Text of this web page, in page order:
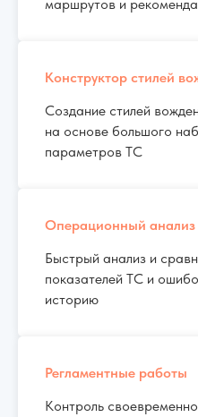
маршрутов и
Конструктор стилей
Создание стилей
на основе большого
параметров ТС
Операционный анализ
Быстрый анализ и
показателей ТС и
историю
Регламентные работы
Контроль